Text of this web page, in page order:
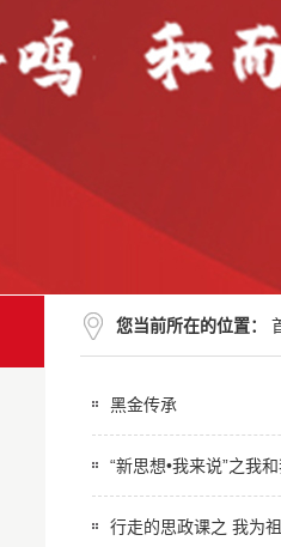
您当前所在的位置：
黑金传承
“新思想•我来说”之我
行走的思政课之 我为